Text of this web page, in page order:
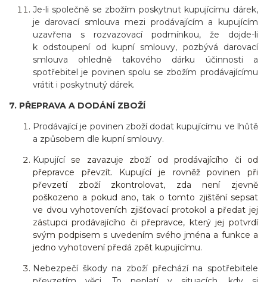
Je-li společně se zbožím poskytnut kupujícímu dárek,
je darovací smlouva mezi prodávajícím a kupujícím
uzavřena s rozvazovací podmínkou, že dojde-li
k odstoupení od kupní smlouvy, pozbývá darovací
smlouva ohledně takového dárku účinnosti a
spotřebitel je povinen spolu se zbožím prodávajícímu
vrátit i poskytnutý dárek.
7. PŘEPRAVA A DODÁNÍ ZBOŽÍ
Prodávající je povinen zboží dodat kupujícímu ve lhůtě
a způsobem dle kupní smlouvy.
Kupujícíse zavazuje zboží od prodávajícího či od
přepravce převzít. Kupující je rovněž povinen při
převzetí zboží zkontrolovat, zda není zjevně
poškozeno a pokud ano, tak o tomto zjištění sepsat
ve dvou vyhotoveních zjišťovací protokol a předat jej
zástupci prodávajícího či přepravce, který jej potvrdí
svým podpisem s uvedením svého jména a funkce a
jedno vyhotovení předá zpět kupujícímu.
Nebezpečí škody na zboží přechází na spotřebitele